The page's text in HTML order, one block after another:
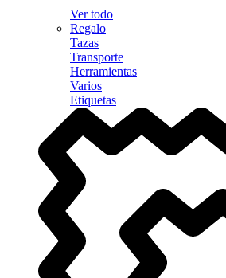
Ver todo
Regalo
Tazas
Transporte
Herramientas
Varios
Etiquetas